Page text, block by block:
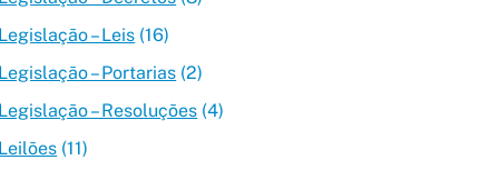
– Leis (16)
– Portarias (2)
– Resoluções (4)
(11)